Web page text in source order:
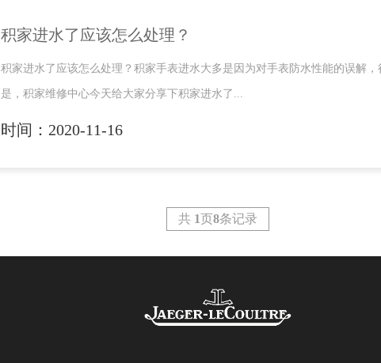
积家进水了应该怎么处理？
积家进水了应该怎么处理？积家手表进水大多是因为对手表防水性能的误解
是，积家维修中心今天给大家分享下积家进水了...
时间：2020-11-16
共 1页8条记录